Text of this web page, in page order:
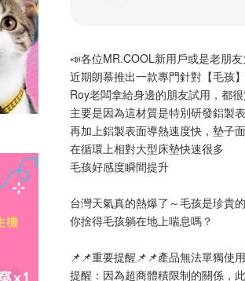
📣各位MR.COOL新用戶或是老朋
近期朗慕推出一款專門針對【毛孩
Roy老闆拿給身邊的朋友試用，都
主要是因為這材質是特別研發鋁製
再加上鋁製表面導熱速度快，墊子
在循環上相對大型床墊快速很多
毛孩好感度瞬間提升
台灣天氣真的熱爆了～毛孩是珍貴
你捨得毛孩躺在地上喘息嗎？
📌📌重要提醒📌📌產品無法單獨使
提醒：因為超商體積限制的關係，